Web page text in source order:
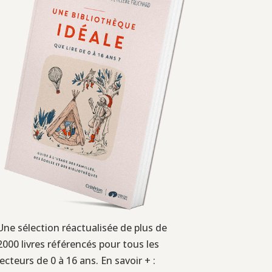
sélection réactualisée de plus de
livres référencés pour tous les
de 0 à 16 ans. En savoir + :